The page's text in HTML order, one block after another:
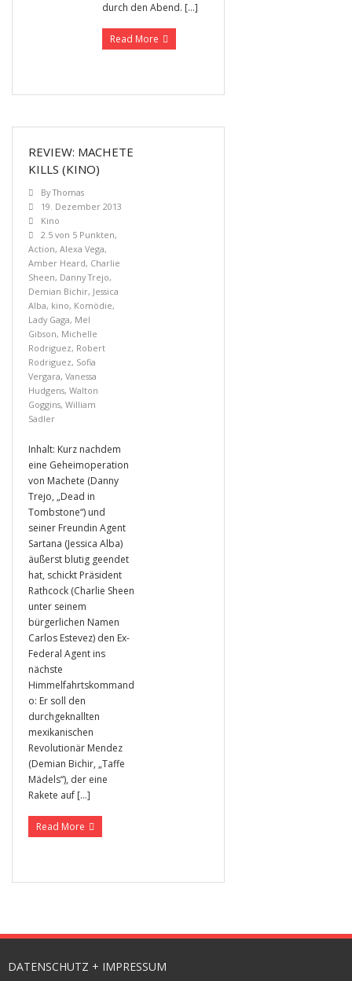
durch den Abend. […]
Read More
REVIEW: MACHETE
KILLS (KINO)
ByThomas
19. Dezember 2013
Kino
2.5 von 5 Punkten,
Action, Alexa Vega,
Amber Heard, Charlie
Sheen, Danny Trejo,
Demian Bichir, Jessica
Alba, kino, Komödie,
Lady Gaga, Mel
Gibson, Michelle
Rodriguez, Robert
Rodriguez, Sofia
Vergara, Vanessa
Hudgens, Walton
Goggins, William
Sadler
Inhalt: Kurz nachdem
eine Geheimoperation
von Machete (Danny
Trejo, „Dead in
Tombstone“) und
seiner Freundin Agent
Sartana (Jessica Alba)
äußerst blutig geendet
hat, schickt Präsident
Rathcock (Charlie Sheen
unter seinem
bürgerlichen Namen
Carlos Estevez) den Ex-
Federal Agent ins
nächste
Himmelfahrtskommand
o: Er soll den
durchgeknallten
mexikanischen
Revolutionär Mendez
(Demian Bichir, „Taffe
Mädels“), der eine
Rakete auf […]
Read More
DATENSCHUTZ + IMPRESSUM